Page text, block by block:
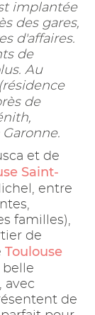
implantée
des gares,
d'affaires.
de
Au
de
et de
Saint-
entre
familles),
de
Toulouse
belle
avec
de